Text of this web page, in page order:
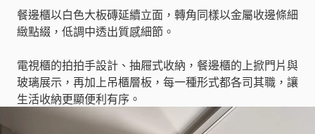
餐邊櫃以白色大板磚延續立面，轉角同樣以金屬收邊條細
緻點綴，低調中透出質感細節。
電視櫃的拍拍手設計、抽屜式收納，餐邊櫃的上掀門片與
玻璃展示，再加上吊櫃層板，每一種形式都各司其職，讓
生活收納更顯便利有序。